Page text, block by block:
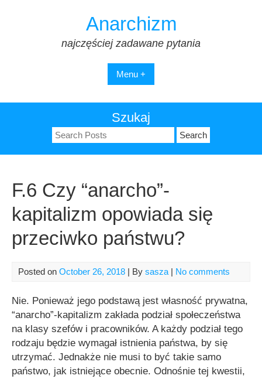
Anarchizm
najczęściej zadawane pytania
Menu +
Szukaj
Search
for:
F.6 Czy “anarcho”-
kapitalizm opowiada się
przeciwko państwu?
Posted on October 26, 2018 | By sasza | No comments
Nie. Ponieważ jego podstawą jest własność prywatna,
“anarcho”-kapitalizm zakłada podział społeczeństwa
na klasy szefów i pracowników. A każdy podział tego
rodzaju będzie wymagał istnienia państwa, by się
utrzymać. Jednakże nie musi to być takie samo
państwo, jak istniejące obecnie. Odnośnie tej kwestii,